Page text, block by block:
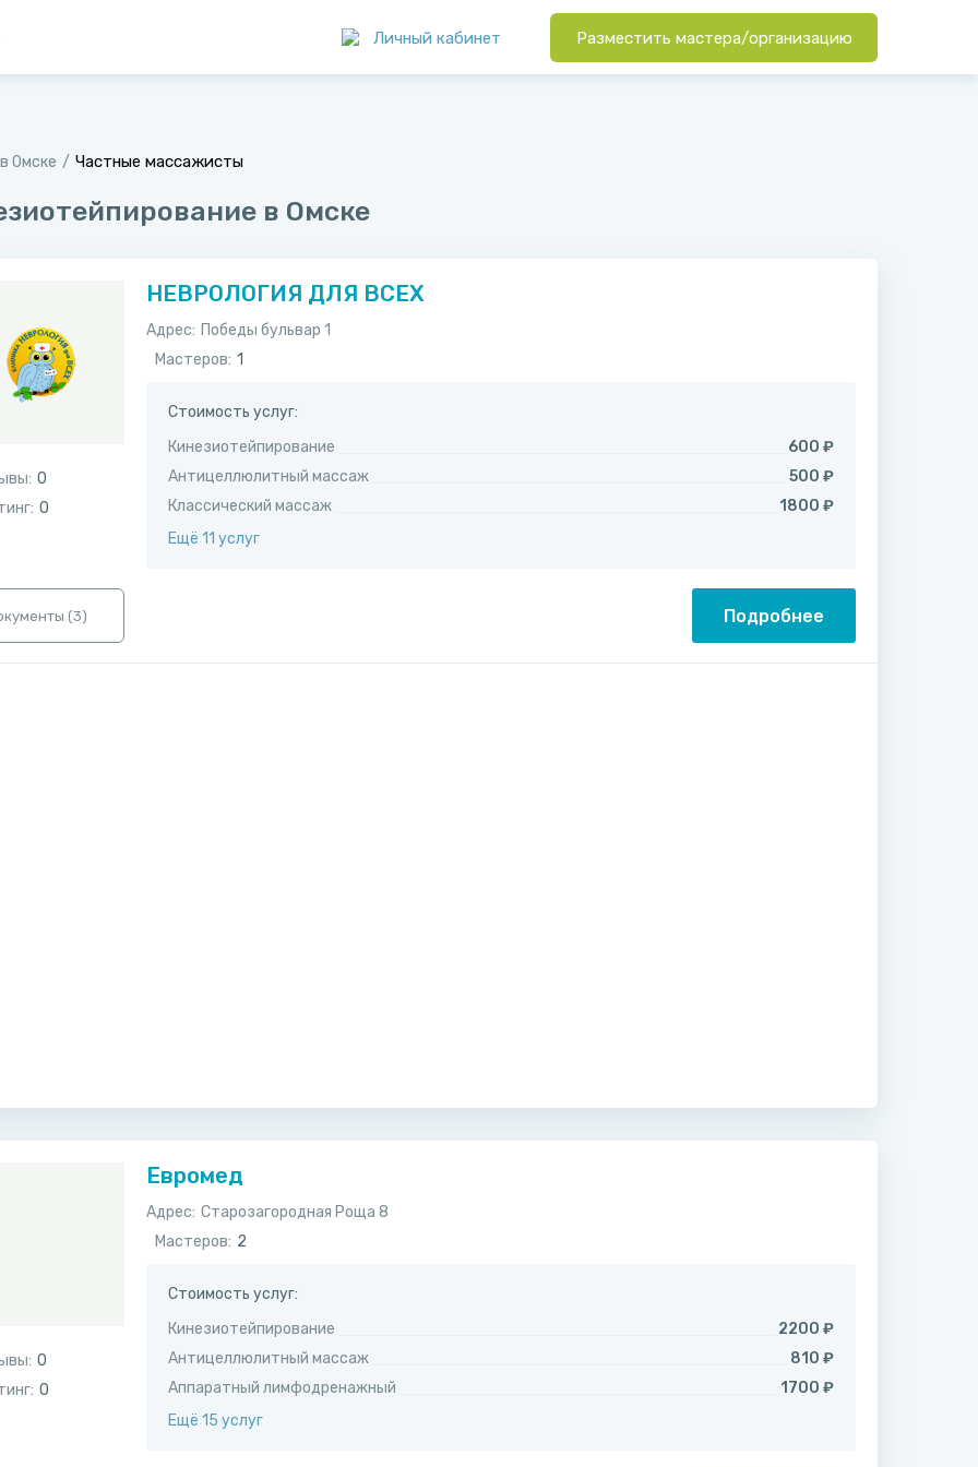
Личный кабинет Разместить мастера/организацию
Омске Частные массажисты
в Омске
0
0
НЕВРОЛОГИЯ ДЛЯ ВСЕХ
Адрес: ​Победы бульвар 1
Мастеров: 1
Стоимость услуг:
Кинезиотейпирование
600 ₽
Антицеллюлитный массаж
500 ₽
Классический массаж
1800 ₽
Ещё 11 услуг
(3) Подробнее
0
0
Евромед
Адрес: ​Старозагородная Роща 8
Мастеров: 2
Стоимость услуг:
Кинезиотейпирование
2200 ₽
Антицеллюлитный массаж
810 ₽
Аппаратный лимфодренажный
1700 ₽
Ещё 15 услуг